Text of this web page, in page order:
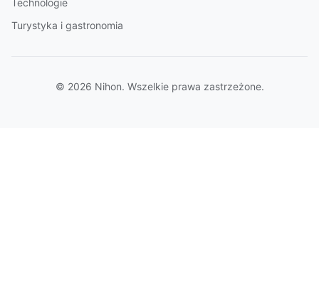
Technologie
Turystyka i gastronomia
© 2026 Nihon. Wszelkie prawa zastrzeżone.